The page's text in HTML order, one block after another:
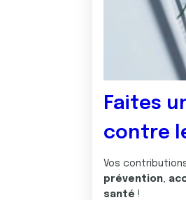
Faites
contre
Vos
prévention,
santé !